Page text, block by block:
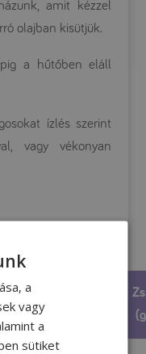
amit kézzel
olajban kisütjük.
a hűtőben eláll
ízlés szerint
vagy vékonyan
Energia
(kcal)
a
vagy
a
sütiket